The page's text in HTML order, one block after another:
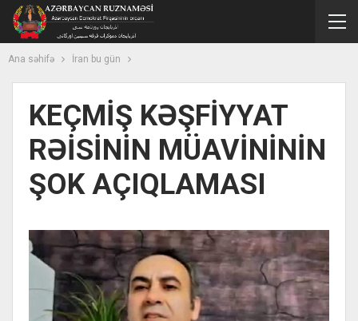
Ana səhifə İran bu gün
KEÇMİŞ KƏŞFİYYAT
RƏİSİNİN MÜAVİNİNİN
ŞOK AÇIQLAMASI